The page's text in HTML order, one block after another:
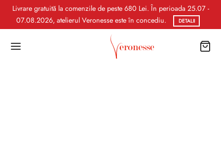
Livrare gratuită la comenzile de peste 680 Lei. În perioada 25.07 -
07.08.2026, atelierul Veronesse este în concediu.
DETALII